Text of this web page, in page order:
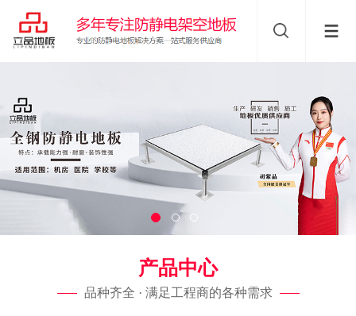
产品中心
品种齐全 · 满足工程商的各种需求